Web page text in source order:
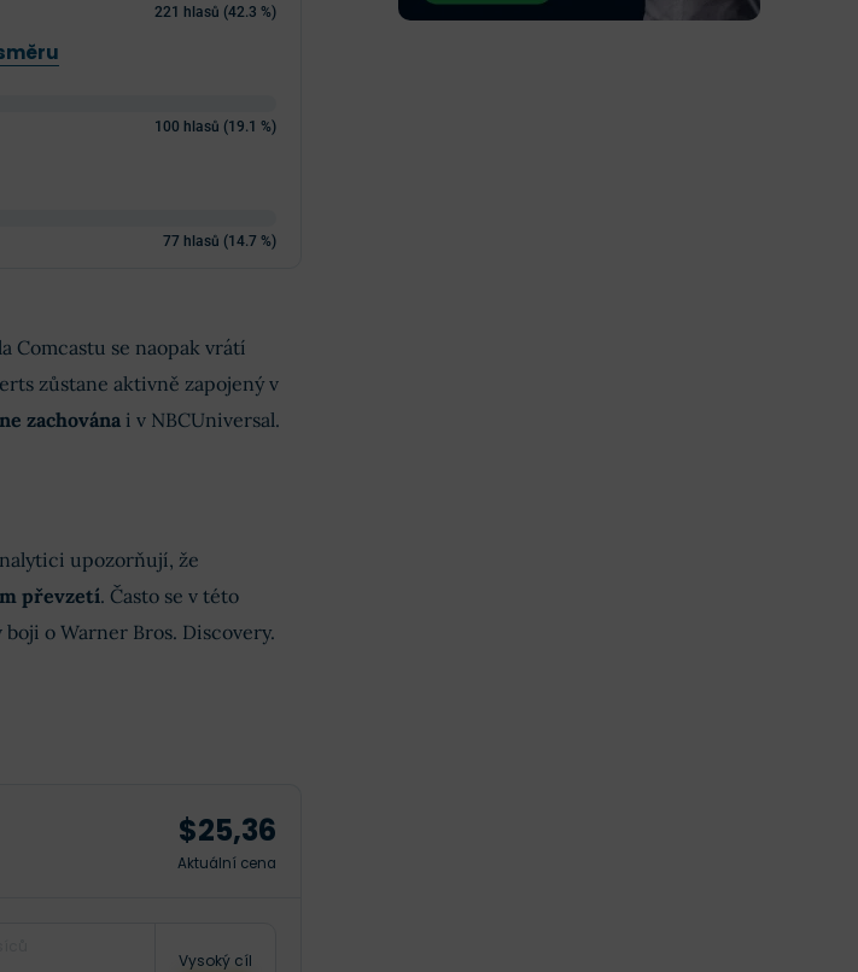
221 hlasů (42.3 %)
100 hlasů (19.1 %)
77 hlasů (14.7 %)
Comcastu se naopak vrátí
zůstane aktivně zapojený v
zachovánai v NBCUniversal.
upozorňují, že
převzetí. Často se v této
o Warner Bros. Discovery.
$25,36
Aktuální cena
Vysoký cíl